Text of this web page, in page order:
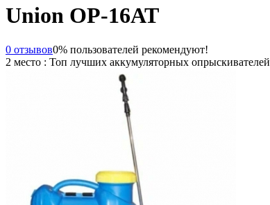
Union ОР-16АТ
0 отзывов0% пользователей рекомендуют!
2 место : Топ лучших аккумуляторных опрыскивателей